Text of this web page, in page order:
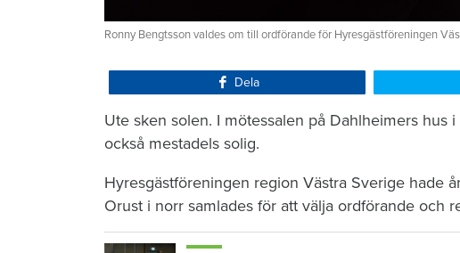
Ronny Bengtsson valdes om till ordförande för Hyresgästföreningen
Dela
Ute sken solen. I mötessalen på Dahlheimers hus
också mestadels solig.
Hyresgästföreningen region Västra Sverige hade
Orust i norr samlades för att välja ordförande och